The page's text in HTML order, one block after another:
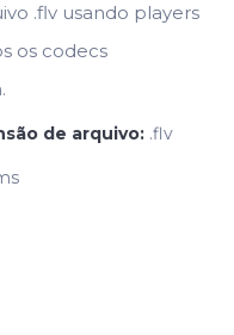
.flv usando players
os codecs
de arquivo: .flv